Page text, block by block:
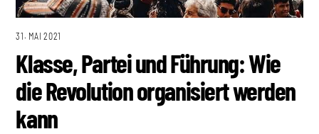
31. MAI 2021
Klasse, Partei und Führung: Wie
die Revolution organisiert werden
kann